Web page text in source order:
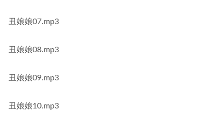
丑娘娘07.mp3
丑娘娘08.mp3
丑娘娘09.mp3
丑娘娘10.mp3